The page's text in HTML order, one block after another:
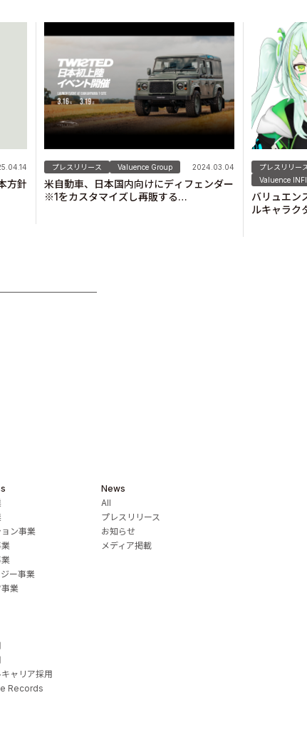
方針
プレスリリース Valuence Group 2024.03.04
米自動車、日本国内向けにディフェンダー
※1をカスタマイズし再販する
プレスリリー
Valuence
バリュエン
ルキャラク
ン事業
ー事業
事業
News
All
プレスリリース
お知らせ
メディア掲載
ャリア採用
Records